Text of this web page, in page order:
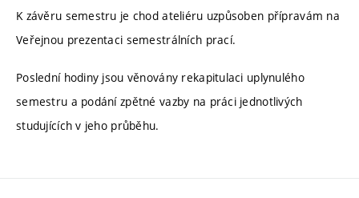
K závěru semestru je chod ateliéru uzpůsoben přípravám na
Veřejnou prezentaci semestrálních prací.
Poslední hodiny jsou věnovány rekapitulaci uplynulého
semestru a podání zpětné vazby na práci jednotlivých
studujících v jeho průběhu.